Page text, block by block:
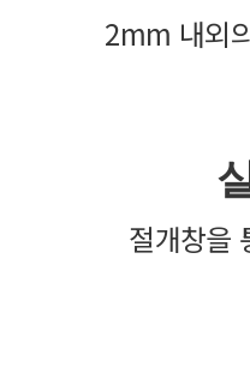
2mm 내외
절개창을